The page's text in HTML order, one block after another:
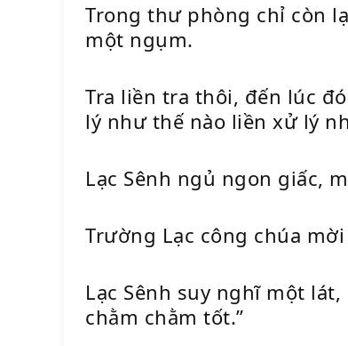
Trong thư phòng chỉ còn
một ngụm.
Tra liền tra thôi, đến lúc
lý như thế nào liền xử lý
Lạc Sênh ngủ ngon giấc,
Trường Lạc công chúa
Lạc Sênh suy nghĩ một
chằm chằm tốt.”